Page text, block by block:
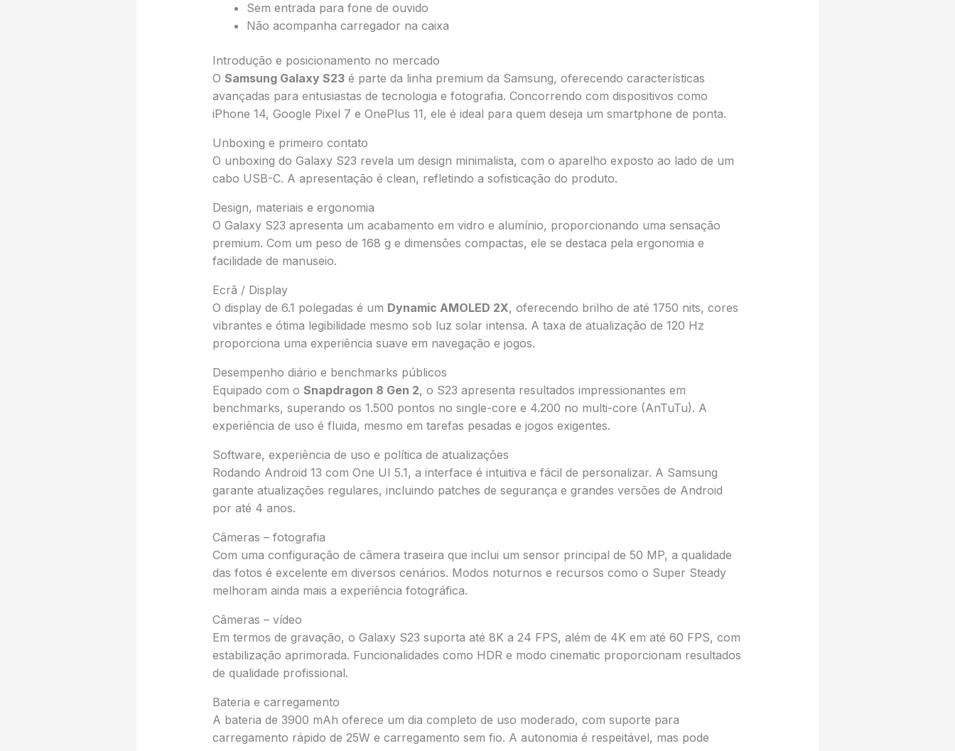
Sem entrada para fone de ouvido
Não acompanha carregador na caixa
Introdução e posicionamento no mercado
O Samsung Galaxy S23é parte da linha premium da Samsung, oferecendo características
avançadas para entusiastas de tecnologia e fotografia. Concorrendo com dispositivos como
iPhone 14, Google Pixel 7 e OnePlus 11, ele é ideal para quem deseja um smartphone de ponta.
Unboxing e primeiro contato
O unboxing do Galaxy S23 revela um design minimalista, com o aparelho exposto ao lado de um
cabo USB-C. A apresentação é clean, refletindo a sofisticação do produto.
Design, materiais e ergonomia
O Galaxy S23 apresenta um acabamento em vidro e alumínio, proporcionando uma sensação
premium. Com um peso de 168 g e dimensões compactas, ele se destaca pela ergonomia e
facilidade de manuseio.
Ecrã / Display
O display de 6.1 polegadas é um Dynamic AMOLED 2X, oferecendo brilho de até 1750 nits, cores
vibrantes e ótima legibilidade mesmo sob luz solar intensa. A taxa de atualização de 120 Hz
proporciona uma experiência suave em navegação e jogos.
Desempenho diário e benchmarks públicos
Equipado com o Snapdragon 8 Gen 2, o S23 apresenta resultados impressionantes em
benchmarks, superando os 1.500 pontos no single-core e 4.200 no multi-core (AnTuTu). A
experiência de uso é fluida, mesmo em tarefas pesadas e jogos exigentes.
Software, experiência de uso e política de atualizações
Rodando Android 13 com One UI 5.1, a interface é intuitiva e fácil de personalizar. A Samsung
garante atualizações regulares, incluindo patches de segurança e grandes versões de Android
por até 4 anos.
Câmeras – fotografia
Com uma configuração de câmera traseira que inclui um sensor principal de 50 MP, a qualidade
das fotos é excelente em diversos cenários. Modos noturnos e recursos como o Super Steady
melhoram ainda mais a experiência fotográfica.
Câmeras – vídeo
Em termos de gravação, o Galaxy S23 suporta até 8K a 24 FPS, além de 4K em até 60 FPS, com
estabilização aprimorada. Funcionalidades como HDR e modo cinematic proporcionam resultados
de qualidade profissional.
Bateria e carregamento
A bateria de 3900 mAh oferece um dia completo de uso moderado, com suporte para
carregamento rápido de 25W e carregamento sem fio. A autonomia é respeitável, mas pode